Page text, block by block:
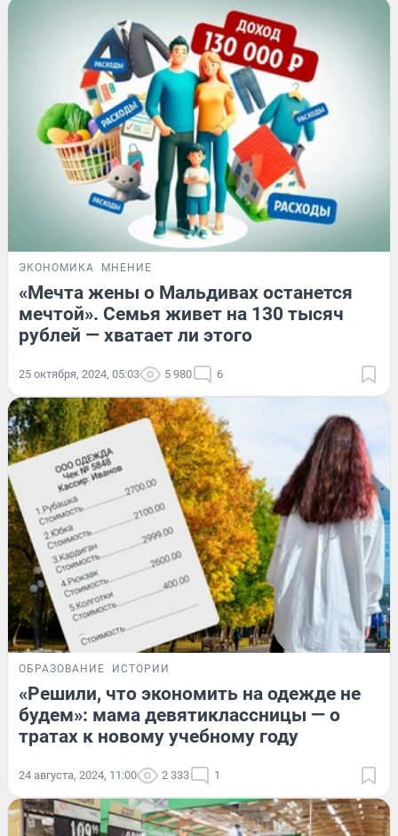
ЭКОНОМИКА МНЕНИЕ
«Мечта жены о Мальдивах останется
мечтой». Семья живет на 130 тысяч
рублей — хватает ли этого
25 октября, 2024, 05:03 5 980 6
ОБРАЗОВАНИЕ ИСТОРИИ
«Решили, что экономить на одежде не
будем»: мама девятиклассницы — о
тратах к новому учебному году
24 августа, 2024, 11:00 2 333 1